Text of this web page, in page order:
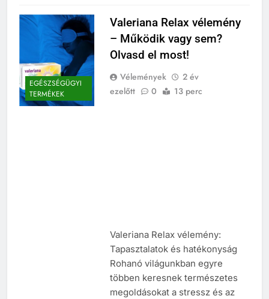
EGÉSZSÉGÜGYI
TERMÉKEK
Valeriana Relax vélemény
– Működik vagy sem?
Olvasd el most!
Vélemények
2 év
ezelőtt
0 13 perc
Valeriana Relax vélemény:
Tapasztalatok és hatékonyság
Rohanó világunkban egyre
többen keresnek természetes
megoldásokat a stressz és az